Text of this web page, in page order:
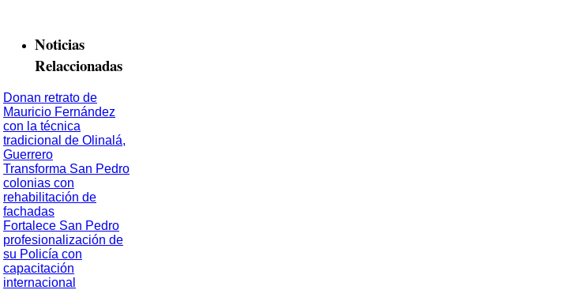
Noticias
Relaccionadas
Donan retrato de
Mauricio Fernández
con la técnica
tradicional de Olinalá,
Guerrero
Transforma San Pedro
colonias con
rehabilitación de
fachadas
Fortalece San Pedro
profesionalización de
su Policía con
capacitación
internacional